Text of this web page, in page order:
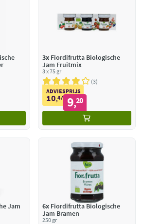
3xFiordifrutta Biologische
Jam Fruitmix
3 x 75 gr
3
ADVIESPRIJS
10,47 9,20
Jam
6xFiordifrutta Biologische
Jam Bramen
250 gr